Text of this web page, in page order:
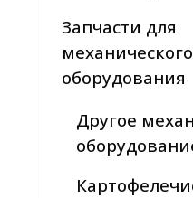
Запчасти для
механического
оборудования
Другое